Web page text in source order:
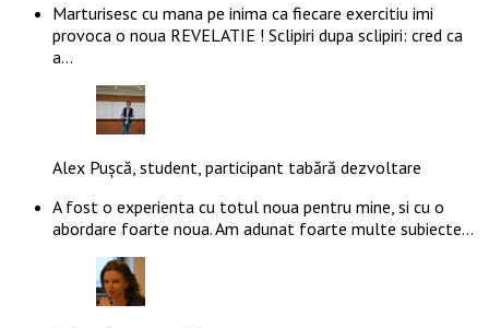
Marturisesc cu mana pe inima ca fiecare exercitiu imi
provoca o noua REVELATIE ! Sclipiri dupa sclipiri: cred ca
a…
Alex Pușcă, student, participant tabără dezvoltare
A fost o experienta cu totul noua pentru mine, si cu o
abordare foarte noua. Am adunat foarte multe subiecte…